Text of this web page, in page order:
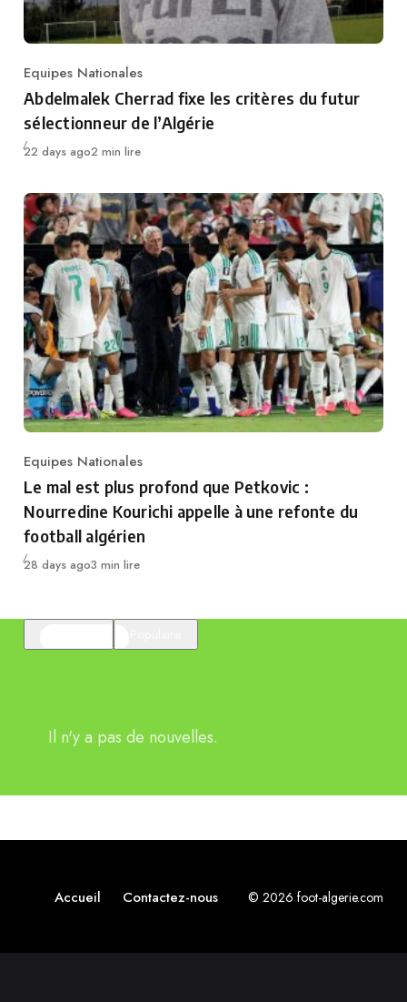
Category
Equipes Nationales
Abdelmalek Cherrad fixe les critères du futur
sélectionneur de l’Algérie
Publié
22 days ago2 min lire
Category
Equipes Nationales
Le mal est plus profond que Petkovic :
Nourredine Kourichi appelle à une refonte du
football algérien
Publié
28 days ago3 min lire
Il n'y a pas de nouvelles.
Accueil Contactez-nous © 2026 foot-algerie.com